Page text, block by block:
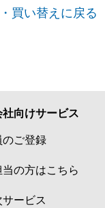
買い替えに戻る
向けサービス
ご登録
の方はこちら
ービス